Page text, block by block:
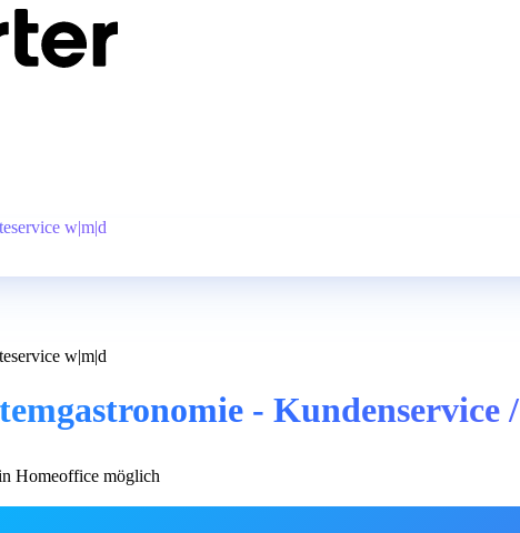
w|m|d
w|m|d
- Kundenservice
Homeoffice möglich